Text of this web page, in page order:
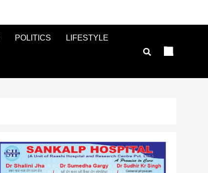
POLITICS LIFESTYLE